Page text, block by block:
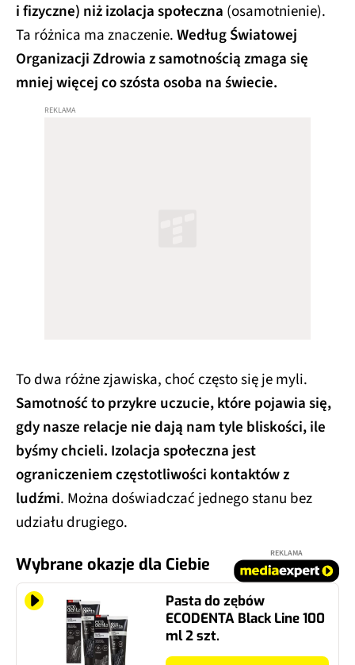
i fizyczne) niż izolacja społeczna (osamotnienie).
Ta różnica ma znaczenie.Według Światowej
Organizacji Zdrowia z samotnością zmaga się
mniej więcej co szósta osoba na świecie.
To dwa różne zjawiska, choć często się je myli.
Samotność to przykre uczucie, które pojawia się,
gdy nasze relacje nie dają nam tyle bliskości, ile
byśmy chcieli. Izolacja społeczna jest
ograniczeniem częstotliwości kontaktów z
ludźmi. Można doświadczać jednego stanu bez
udziału drugiego.
Wybrane okazje dla Ciebie
REKLAMA
Pasta do zębów
ECODENTA Black Line 100
ml 2 szt.